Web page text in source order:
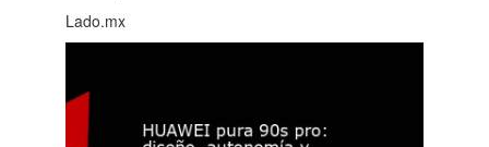
Lado.mx